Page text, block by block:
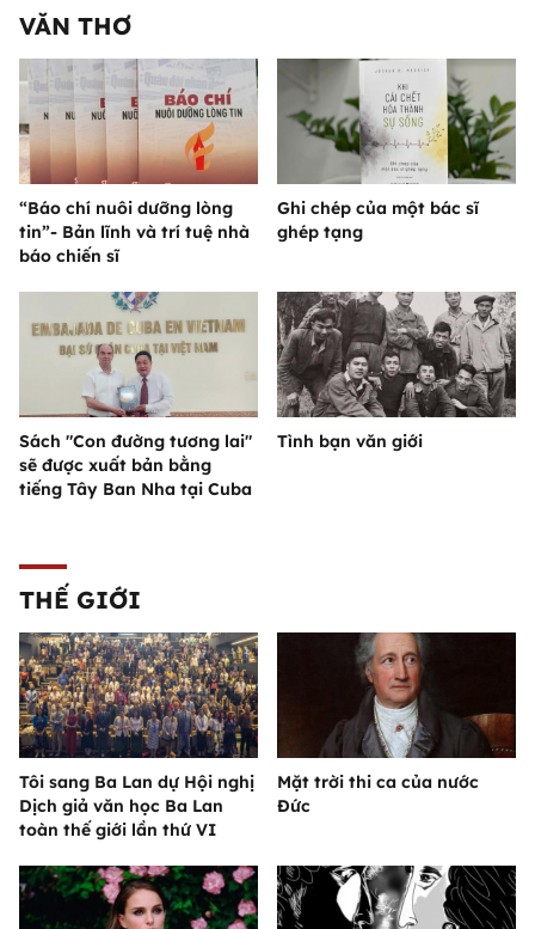
VĂN THƠ
“Báo chí nuôi dưỡng lòng
tin”- Bản lĩnh và trí tuệ nhà
báo chiến sĩ
Ghi chép của một bác sĩ
ghép tạng
Sách "Con đường tương lai"
sẽ được xuất bản bằng
tiếng Tây Ban Nha tại Cuba
Tình bạn văn giới
THẾ GIỚI
Tôi sang Ba Lan dự Hội nghị
Dịch giả văn học Ba Lan
toàn thế giới lần thứ VI
Mặt trời thi ca của nước
Đức